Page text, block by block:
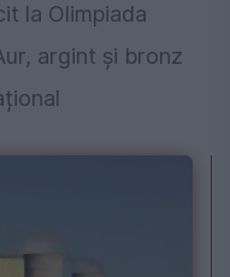
la Olimpiada
argint și bronz